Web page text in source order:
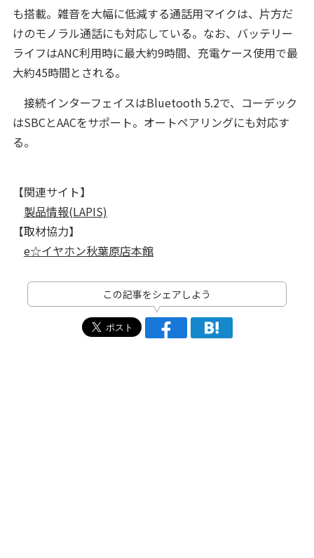
も搭載。雑音を大幅に低減する通話用マイクは、片方だ
けのモノラル通話にも対応している。なお、バッテリー
ライフはANC利用時に最大約9時間、充電ケース使用で最
大約45時間とされる。
接続インターフェイスはBluetooth 5.2で、コーデック
はSBCとAACをサポート。オートペアリングにも対応す
る。
【関連サイト】
製品情報(LAPIS)
【取材協力】
e☆イヤホン秋葉原店本館
この記事をシェアしよう